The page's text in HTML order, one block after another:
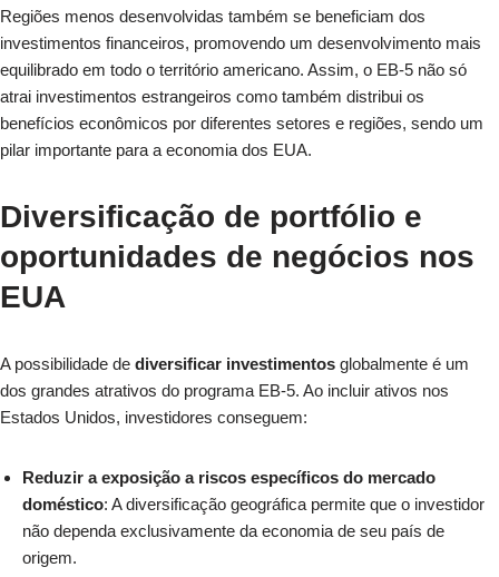
Regiões menos desenvolvidas também se beneficiam dos
investimentos financeiros, promovendo um desenvolvimento mais
equilibrado em todo o território americano. Assim, o EB-5 não só
atrai investimentos estrangeiros como também distribui os
benefícios econômicos por diferentes setores e regiões, sendo um
pilar importante para a economia dos EUA.
Diversificação de portfólio e
oportunidades de negócios nos
EUA
A possibilidade de diversificar investimentos globalmente é um
dos grandes atrativos do programa EB-5. Ao incluir ativos nos
Estados Unidos, investidores conseguem:
Reduzir a exposição a riscos específicos do mercado
doméstico: A diversificação geográfica permite que o investidor
não dependa exclusivamente da economia de seu país de
origem.